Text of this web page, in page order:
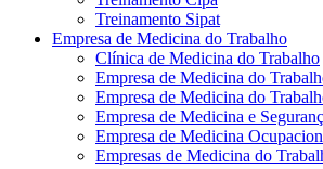
Treinamento Sipat
Empresa de Medicina do Trabalho
Clínica de Medicina do Trabalho
Empresa de Medicina do
Empresa de Medicina do
Empresa de Medicina e
Empresa de Medicina
Empresas de Medicina do